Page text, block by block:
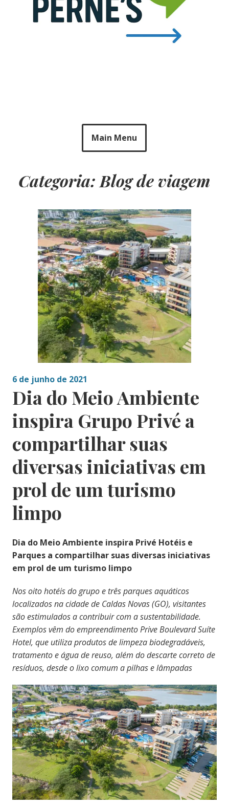
Main Menu
Categoria: Blog de viagem
6 de junho de 2021
Dia do Meio Ambiente
inspira Grupo Privé a
compartilhar suas
diversas iniciativas em
prol de um turismo
limpo
Dia do Meio Ambiente inspira Privé Hotéis e
Parques a compartilhar suas diversas iniciativas
em prol de um turismo limpo
Nos oito hotéis do grupo e três parques aquáticos
localizados na cidade de Caldas Novas (GO), visitantes
são estimulados a contribuir com a sustentabilidade.
Exemplos vêm do empreendimento Prive Boulevard Suíte
Hotel, que utiliza produtos de limpeza biodegradáveis,
tratamento e água de reuso, além do descarte correto de
resíduos, desde o lixo comum a pilhas e lâmpadas